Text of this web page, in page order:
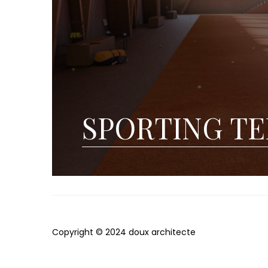
SPORTING
Copyright © 2024 doux architecte